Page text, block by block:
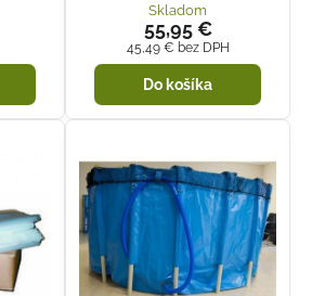
Skladom
55,95 €
45,49 € bez DPH
Do košíka